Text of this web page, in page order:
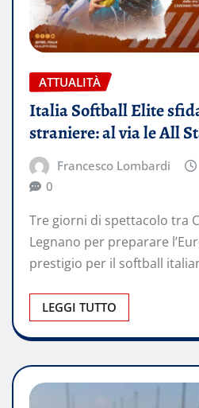
ATTUALITÀ
Italia Softball Elite
straniere: al via le All
Francesco Lombardi
0
Tre giorni di spettacolo tra
Legnano per preparare
prestigio per il softball
LEGGI TUTTO